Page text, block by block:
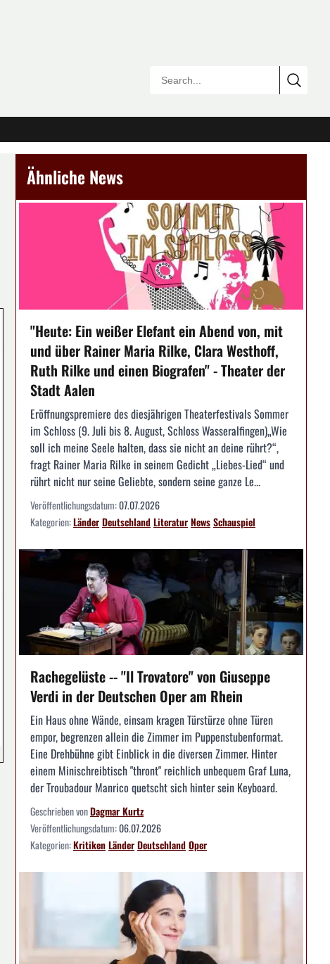
Ähnliche News
"Heute: Ein weißer Elefant ein Abend von, mit
und über Rainer Maria Rilke, Clara Westhoff,
Ruth Rilke und einen Biografen" - Theater der
Stadt Aalen
Eröffnungspremiere des diesjährigen Theaterfestivals Sommer
im Schloss (9. Juli bis 8. August, Schloss Wasseralfingen)„Wie
soll ich meine Seele halten, dass sie nicht an deine rührt?“,
fragt Rainer Maria Rilke in seinem Gedicht „Liebes-Lied“ und
rührt nicht nur seine Geliebte, sondern seine ganze Le...
Veröffentlichungsdatum:07.07.2026
Kategorien:LänderDeutschlandLiteraturNewsSchauspiel
Rachegelüste -- "Il Trovatore" von Giuseppe
Verdi in der Deutschen Oper am Rhein
Ein Haus ohne Wände, einsam kragen Türstürze ohne Türen
empor, begrenzen allein die Zimmer im Puppenstubenformat.
Eine Drehbühne gibt Einblick in die diversen Zimmer. Hinter
einem Minischreibtisch "thront" reichlich unbequem Graf Luna,
der Troubadour Manrico quetscht sich hinter sein Keyboard.
Geschrieben vonDagmar Kurtz
Veröffentlichungsdatum:06.07.2026
Kategorien:KritikenLänderDeutschlandOper